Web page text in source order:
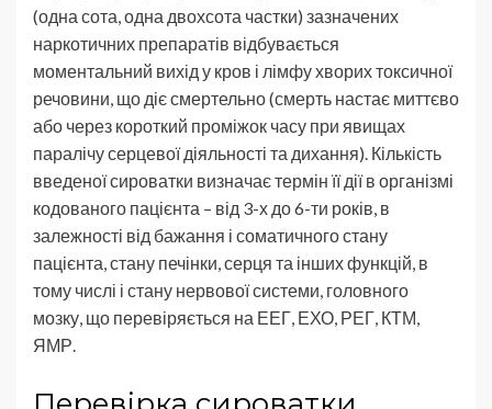
(одна сота, одна двохсота частки) зазначених
наркотичних препаратів відбувається
моментальний вихід у кров і лімфу хворих токсичної
речовини, що діє смертельно (смерть настає миттєво
або через короткий проміжок часу при явищах
паралічу серцевої діяльності та дихання). Кількість
введеної сироватки визначає термін її дії в організмі
кодованого пацієнта – від 3-х до 6-ти років, в
залежності від бажання і соматичного стану
пацієнта, стану печінки, серця та інших функцій, в
тому числі і стану нервової системи, головного
мозку, що перевіряється на ЕЕГ, ЕХО, РЕГ, КТМ,
ЯМР.